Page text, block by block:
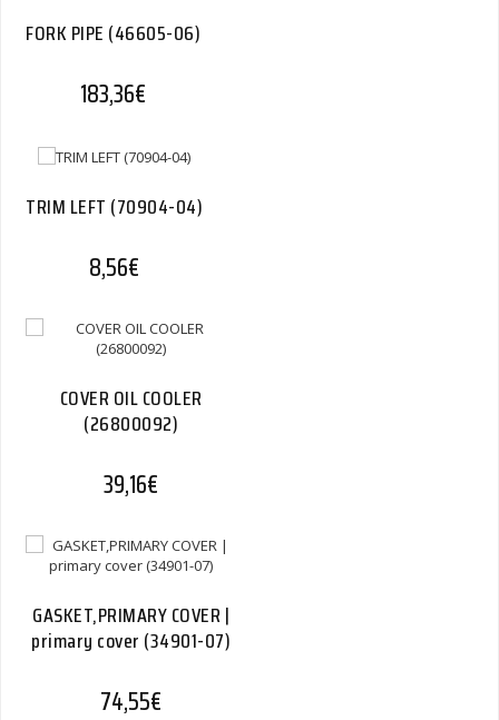
FORK PIPE (46605-06)
183,36€
TRIM LEFT (70904-04)
8,56€
COVER OIL COOLER
(26800092)
39,16€
GASKET,PRIMARY COVER |
primary cover (34901-07)
74,55€